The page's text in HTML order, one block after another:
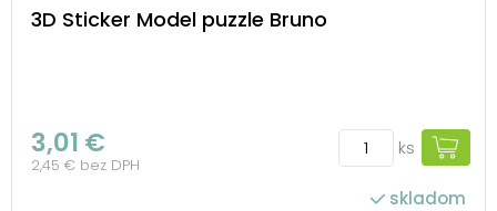
3D Sticker Model puzzle Bruno
3,01 €
2,45 € bez DPH
ks
skladom